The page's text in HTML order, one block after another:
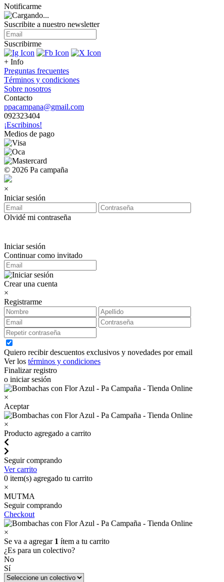
Notificarme
Suscribite a nuestro newsletter
Suscribirme
+ Info
Preguntas frecuentes
Términos y condiciones
Sobre nosotros
Contacto
ppacampana@gmail.com
092323404
¡Escribinos!
Medios de pago
© 2026 Pa campaña
×
Iniciar sesión
Olvidé mi contraseña
Iniciar sesión
Continuar como invitado
Crear una cuenta
×
Registrarme
Quiero recibir descuentos exclusivos y novedades por email
Ver los términos y condiciones
Finalizar registro
o iniciar sesión
×
Aceptar
×
Producto agregado a carrito
Seguir comprando
Ver carrito
0 item(s) agregado tu carrito
×
MUTMA
Seguir comprando
Checkout
×
Se va a agregar 1 ítem a tu carrito
¿Es para un colectivo?
No
Sí